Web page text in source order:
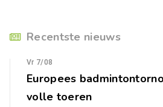
Recentste nieuws
Vr 7/08
Europees
volle toeren